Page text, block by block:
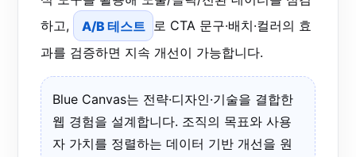
하고,
A/B 테스트 로 CTA 문구·배치·컬러의 효
과를 검증하면 지속 개선이 가능합니다.
Blue Canvas는 전략·디자인·기술을 결합한
웹 경험을 설계합니다. 조직의 목표와 사용
자 가치를 정렬하는 데이터 기반 개선을 원